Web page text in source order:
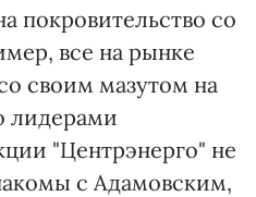
покровительство со
все на рынке
своим мазутом на
лидерами
"Центрэнерго" не
с Адамовским,